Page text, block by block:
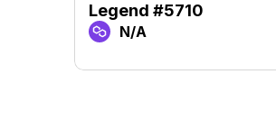
Legend #5710
N/A